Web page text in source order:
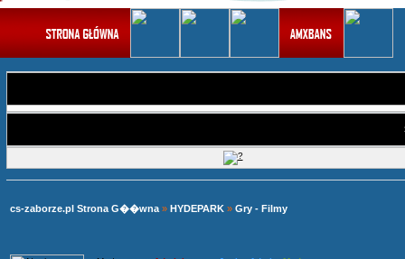
cs-zaborze.pl Strona G��wna » HYDEPARK » Gry - Filmy